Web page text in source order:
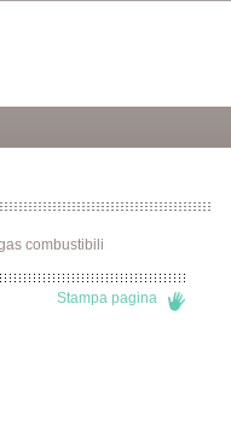
combustibili
Stampa pagina